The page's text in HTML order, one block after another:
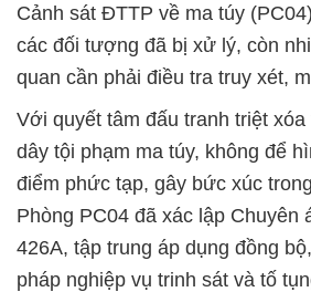
Cảnh sát ĐTTP về ma túy
các đối tượng đã bị xử lý, còn
quan cần phải điều tra truy xét,
Với quyết tâm đấu tranh triệt
dây tội phạm ma túy, không để
điểm phức tạp, gây bức xúc
Phòng PC04 đã xác lập Chuyên
426A, tập trung áp dụng đồng
pháp nghiệp vụ trinh sát và tố